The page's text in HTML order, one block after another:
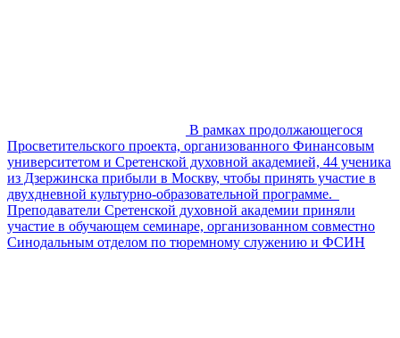
В рамках продолжающегося
Просветительского проекта, организованного Финансовым
университетом и Сретенской духовной академией, 44 ученика
из Дзержинска прибыли в Москву, чтобы принять участие в
двухдневной культурно-образовательной программе.
Преподаватели Сретенской духовной академии приняли
участие в обучающем семинаре, организованном совместно
Синодальным отделом по тюремному служению и ФСИН